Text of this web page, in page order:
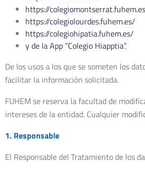
https://
https://colegiolourdes.fuhem.es/
https://colegiohipatia.fuhem.es/
y de la App “Colegio Hiapptia”,
De los usos a los que se someten los
facilitar la información solicitada.
FUHEM se reserva la facultad de
intereses de la entidad. Cualquier
1. Responsable
El Responsable del Tratamiento de los